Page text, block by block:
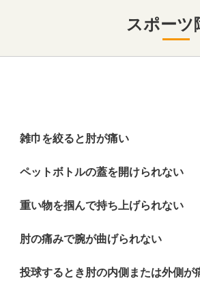
スポーツ
雑巾を絞ると肘が痛い
ペットボトルの蓋を開けられない
重い物を掴んで持ち上げられない
肘の痛みで腕が曲げられない
投球するとき肘の内側または外側が